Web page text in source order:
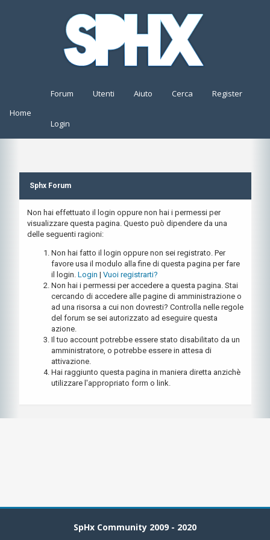
Home
Forum Utenti Aiuto Cerca Register
Login
Sphx Forum
Non hai effettuato il login oppure non hai i permessi per
visualizzare questa pagina. Questo può dipendere da una
delle seguenti ragioni:
Non hai fatto il login oppure non sei registrato. Per
favore usa il modulo alla fine di questa pagina per fare
il login. Login | Vuoi registrarti?
Non hai i permessi per accedere a questa pagina. Stai
cercando di accedere alle pagine di amministrazione o
ad una risorsa a cui non dovresti? Controlla nelle regole
del forum se sei autorizzato ad eseguire questa
azione.
Il tuo account potrebbe essere stato disabilitato da un
amministratore, o potrebbe essere in attesa di
attivazione.
Hai raggiunto questa pagina in maniera diretta anzichè
utilizzare l'appropriato form o link.
SpHx Community 2009 - 2020